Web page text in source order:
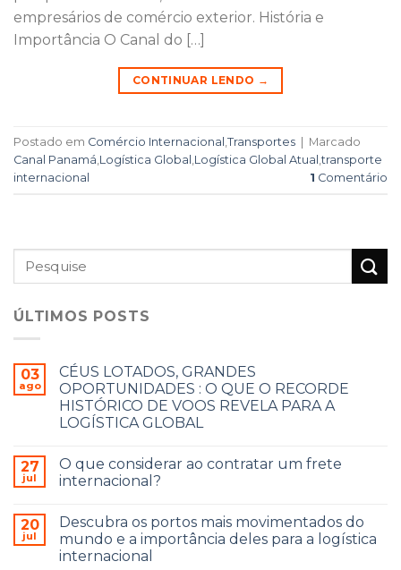
empresários de comércio exterior. História e
Importância O Canal do […]
CONTINUAR LENDO →
Postado em Comércio Internacional Transportes | Marcado
Canal Panamá Logística Global Logística Global Atual ,transporte
internacional
1 Comentário
ÚLTIMOS POSTS
03
ago
CÉUS LOTADOS, GRANDES
OPORTUNIDADES : O QUE O RECORDE
HISTÓRICO DE VOOS REVELA PARA A
LOGÍSTICA GLOBAL
27
jul
O que considerar ao contratar um frete
internacional?
20
jul
Descubra os portos mais movimentados do
mundo e a importância deles para a logística
internacional